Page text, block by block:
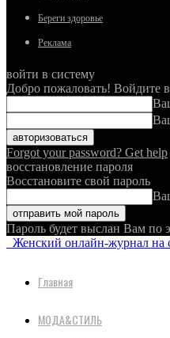
Береги здоровье
Реклама
войти в систему
Добро пожаловать! Войдите
Forgot your password? Get help
восстановление пароля
Восстановите свой пароль
Пароль будет выслан Вам по
Женский онлайн-журнал на
Главная
МОДА&СТИЛЬ